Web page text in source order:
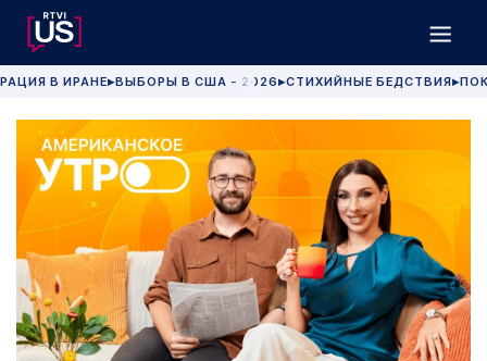
В ИРАНЕ▶ВЫБОРЫ В США - 2026 ▶СТИХИЙНЫЕ БЕДСТВИЯ▶